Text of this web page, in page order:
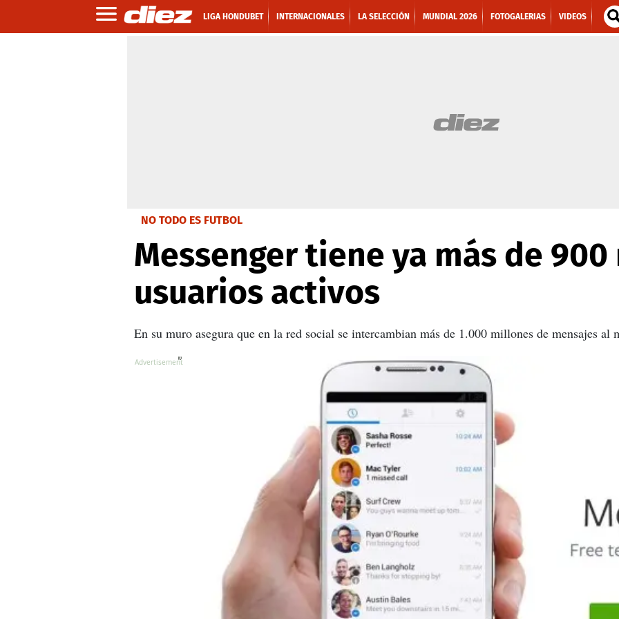
LIGA HONDUBET INTERNACIONALES LA SELECCIÓN MUNDIAL 2026 FOTOGALERIAS VIDEOS
NO TODO ES FUTBOL
Messenger tiene ya más de
usuarios activos
En su muro asegura que en la red social se intercambian más de 1.000 millones de mensajes al
X